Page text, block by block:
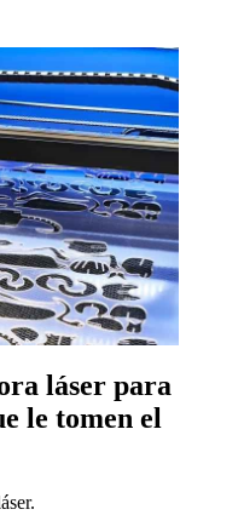
láser para
le tomen el